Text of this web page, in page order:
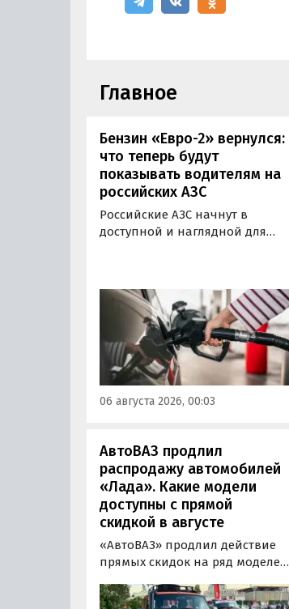
Главное
Бензин «Евро-2» вернулся:
что теперь будут
показывать водителям на
российских АЗС
Российские АЗС начнут в
доступной и наглядной для
отпускаемого топлива. Это
позволит автовладельцам
осознанно выбрать топливо
определенного класса — от
«Евро-2» до «Евро-5»,
сообщили в Минэнерго РФ.
06 августа 2026, 00:03
АвтоВАЗ продлил
распродажу автомобилей
«Лада». Какие модели
доступны с прямой
скидкой в августе
«АвтоВАЗ» продлил действие
прямых скидок на ряд моделей
2025 годов выпуска до 31